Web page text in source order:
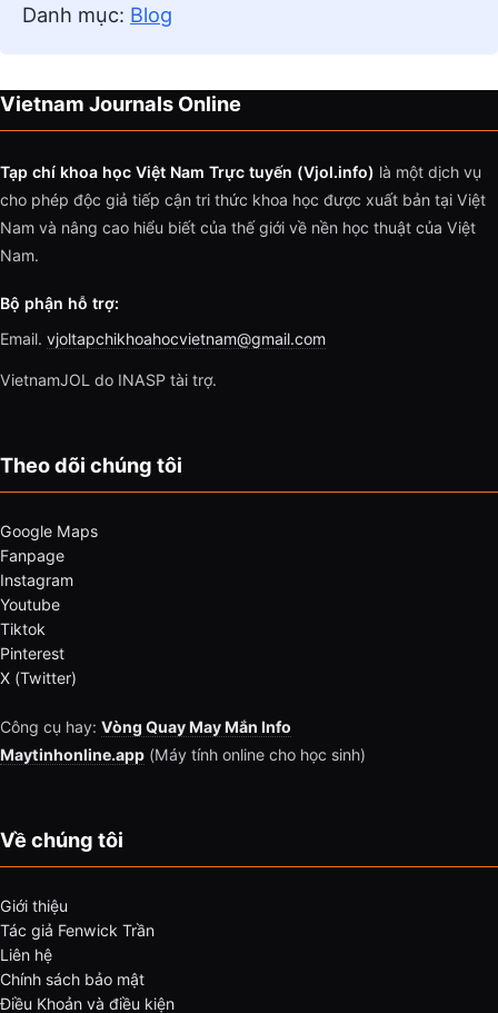
Danh mục: Blog
Vietnam Journals Online
Tạp chí khoa học Việt Nam Trực tuyến (Vjol.info) là một dịch vụ
cho phép độc giả tiếp cận tri thức khoa học được xuất bản tại Việt
Nam và nâng cao hiểu biết của thế giới về nền học thuật của Việt
Nam.
Bộ phận hỗ trợ:
Email. vjoltapchikhoahocvietnam@gmail.com
VietnamJOL do INASP tài trợ.
Theo dõi chúng tôi
Google Maps
Fanpage
Instagram
Youtube
Tiktok
Pinterest
X (Twitter)
Công cụ hay: Vòng Quay May Mắn Info
Maytinhonline.app (Máy tính online cho học sinh)
Về chúng tôi
Giới thiệu
Tác giả Fenwick Trần
Liên hệ
Chính sách bảo mật
Điều Khoản và điều kiện